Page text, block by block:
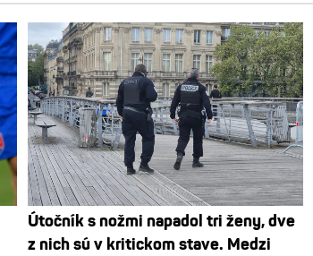
Útočník s nožmi napadol tri ženy, dve
z nich sú v kritickom stave. Medzi